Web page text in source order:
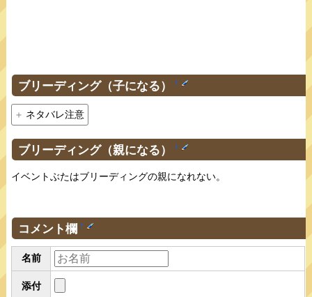
ブリーディング（子になる） †
ネタバレ注意
ブリーディング（親になる） †
イベントぶたはブリーディングの親になれない。
コメント欄 †
名前
添付